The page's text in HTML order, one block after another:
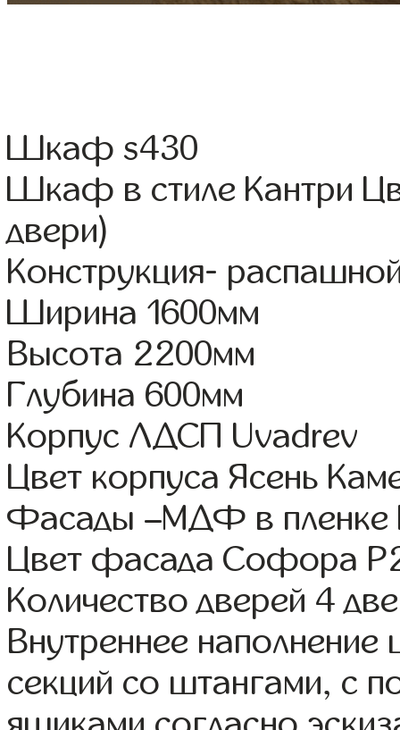
Шкаф s430
Шкаф в стиле Кантри
двери)
Конструкция-
Ширина 1600мм
Высота 2200мм
Глубина 600мм
Корпус ЛДСП Uvadrev
Цвет корпуса Ясень
Фасады –МДФ в пленке
Цвет фасада Софора
Количество дверей 4
Внутреннее
секций со штангами, с